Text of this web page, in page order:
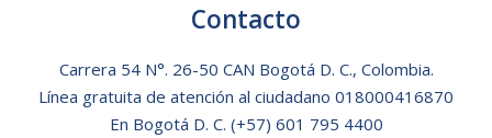
Contacto
Carrera 54 N°. 26-50 CAN Bogotá D. C., Colombia.
Línea gratuita de atención al ciudadano 018000416870
En Bogotá D. C. (+57) 601 795 4400